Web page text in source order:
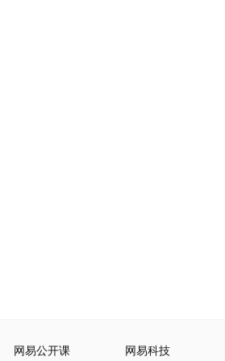
网易公开课 网易科技